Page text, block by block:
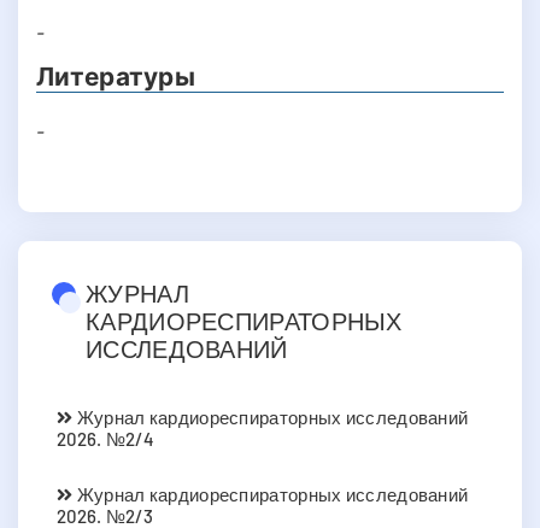
-
Литературы
-
ЖУРНАЛ
КАРДИОРЕСПИРАТОРНЫХ
ИССЛЕДОВАНИЙ
Журнал кардиореспираторных исследований
2026. №2/4
Журнал кардиореспираторных исследований
2026. №2/3